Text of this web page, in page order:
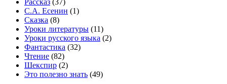
С.А. Есенин (1)
Сказка (8)
Уроки литературы (11)
Уроки русского языка (2)
Фантастика (32)
Чтение (82)
Шекспир (2)
Это полезно знать (49)